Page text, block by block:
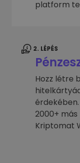
platform
2. LÉPÉS
Hozz létre
2000+
Kriptomat